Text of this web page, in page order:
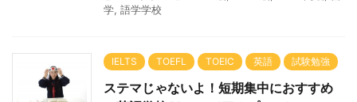
学, 語学学校
IELTS TOEFL TOEIC 英語 試験勉強
ステマじゃないよ！短期集中におすすめ